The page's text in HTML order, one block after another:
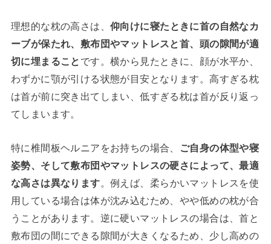
理想的な枕の高さは、仰向けに寝たときに首の自然なカ
ーブが保たれ、敷布団やマットレスと首、頭の隙間が適
切に埋まること です。横から見たときに、顔が水平か、
わずかに顎が引ける状態が目安となります。高すぎる枕
は首が前に突き出てしまい、低すぎる枕は首が反り返っ
てしまいます。
特に椎間板ヘルニアをお持ちの場合、
ご自身の体型や寝
姿勢、そして敷布団やマットレスの硬さによって、最適
な高さは異なります。例えば、柔らかいマットレスを使
用している場合は体が沈み込むため、やや低めの枕が合
うことがあります。逆に硬いマットレスの場合は、首と
敷布団の間にできる隙間が大きくなるため、少し高めの